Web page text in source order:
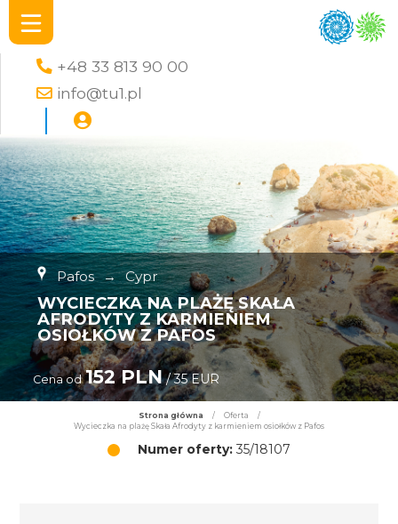
+48 33 813 90 00
info@tu1.pl
Pafos → Cypr
WYCIECZKA NA PLAŻĘ SKAŁA
AFRODYTY Z KARMIENIEM
OSIOŁKÓW Z PAFOS
Cena od 152 PLN/ 35 EUR
Strona główna / Oferta
/
Wycieczka na plażę Skała Afrodyty z karmieniem osiołków z Pafos
Numer oferty: 35/18107